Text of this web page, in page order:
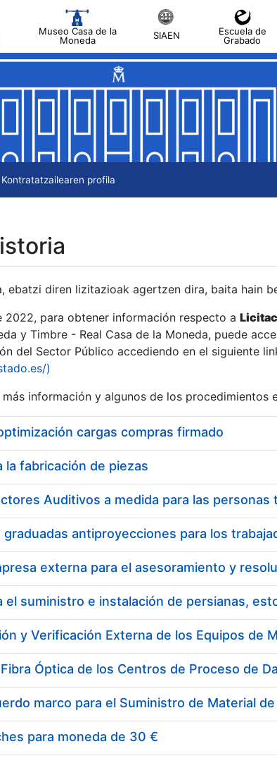
Museo Casa de la
Moneda
SIAEN
Escuela de
Grabado
Kontratatzailearen profila
ebatzi diren lizitazioak agertzen dira, baita hain
para obtener información respecto a
y Timbre - Real Casa de la Moneda, puede
del Sector Público accediendo en el siguiente
)
información y algunos de los procedimientos
cargas compras firmado
la fabricación de piezas
el suministro e instalación de persianas,
para moneda de 30 €